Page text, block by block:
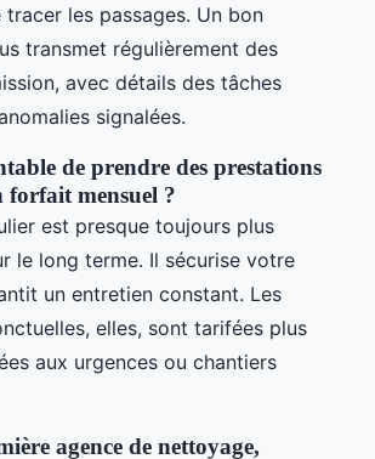
les passages. Un bon
transmet régulièrement des
avec détails des tâches
signalées.
de prendre des prestations
forfait mensuel ?
est presque toujours plus
le long terme. Il sécurise votre
un entretien constant. Les
elles, sont tarifées plus
aux urgences ou chantiers
agence de nettoyage,